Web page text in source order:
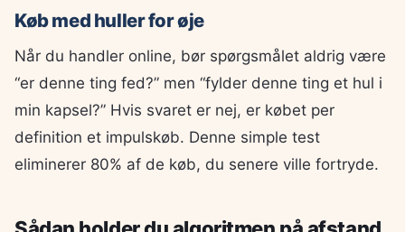
Køb med huller for øje
Når du handler online, bør spørgsmålet aldrig være
“er denne ting fed?” men “fylder denne ting et hul i
min kapsel?” Hvis svaret er nej, er købet per
definition et impulskøb. Denne simple test
eliminerer 80% af de køb, du senere ville fortryde.